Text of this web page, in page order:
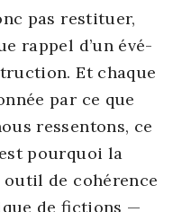
pas res­ti­tuer,
rap­pel d’un évé­
Et chaque
par ce que
res­sen­tons, ce
pour­quoi la
de cohé­rence
de fic­tions —